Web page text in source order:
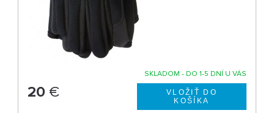
SKLADOM - DO 1-5 DNÍ U VÁS
20 €